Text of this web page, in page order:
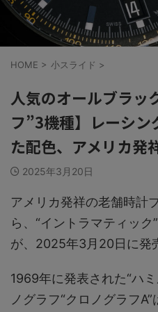
HOME > 小スライド >
人気のオールブラッ
フ”3機種】レーシ
た配色、アメリカ発
2025年3月20日
アメリカ発祥の老舗時計
ら、“イントラマティッ
が、2025年3月20日に発
1969年に発表された“ハ
ノグラフ“クロノグラフ